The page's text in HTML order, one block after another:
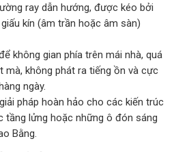
ray dẫn hướng, được kéo bởi
kín (âm trần hoặc âm sàn)
không gian phía trên mái nhà, quá
không phát ra tiếng ồn và cực
ngày.
pháp hoàn hảo cho các kiến trúc
tầng lửng hoặc những ô đón sáng
Bằng.